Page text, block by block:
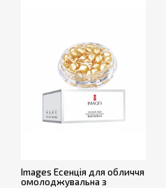
Images Есенція для обличчя
омолоджувальна з